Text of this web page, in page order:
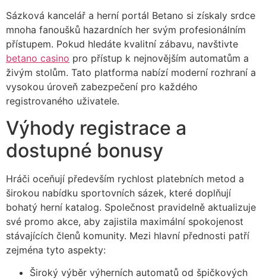
Sázková kancelář a herní portál Betano si získaly srdce
mnoha fanoušků hazardních her svým profesionálním
přístupem. Pokud hledáte kvalitní zábavu, navštivte
betano casino pro přístup k nejnovějším automatům a
živým stolům. Tato platforma nabízí moderní rozhraní a
vysokou úroveň zabezpečení pro každého
registrovaného uživatele.
Výhody registrace a
dostupné bonusy
Hráči oceňují především rychlost platebních metod a
širokou nabídku sportovních sázek, které doplňují
bohatý herní katalog. Společnost pravidelně aktualizuje
své promo akce, aby zajistila maximální spokojenost
stávajících členů komunity. Mezi hlavní přednosti patří
zejména tyto aspekty:
Široký výběr výherních automatů od špičkových